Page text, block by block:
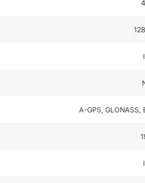
A-GPS, GLONASS,